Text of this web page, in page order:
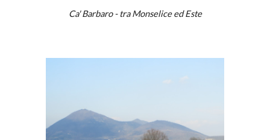
Ca' Barbaro - tra Monselice ed Este